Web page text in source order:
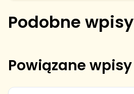
Podobne wpisy
Powiązane wpisy